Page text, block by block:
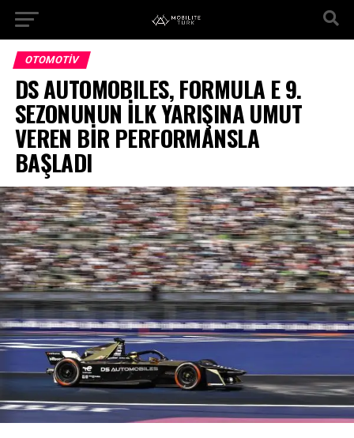
OTOMOTIV
DS AUTOMOBILES, FORMULA E 9.
SEZONUNUN İLK YARIŞINA UMUT
VEREN BİR PERFORMANSLA
BAŞLADI